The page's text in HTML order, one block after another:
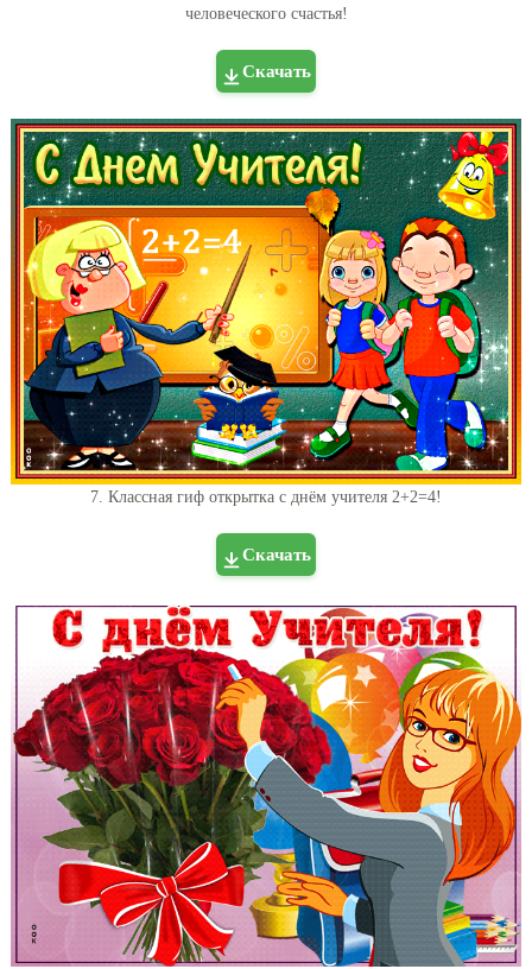
человеческого счастья!
Скачать
7. Классная гиф открытка с днём учителя 2+2=4!
Скачать